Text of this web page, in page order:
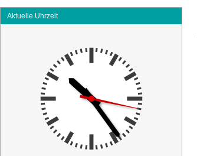
Aktuelle Uhrzeit